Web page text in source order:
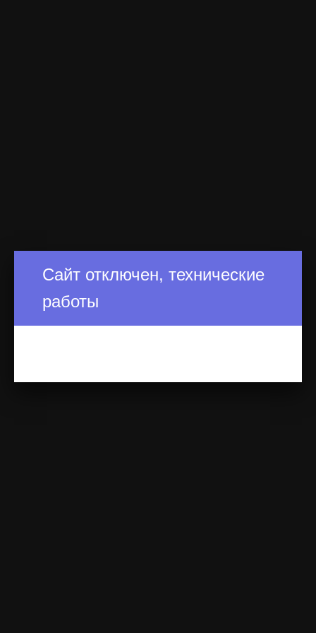
Сайт отключен, технические
работы